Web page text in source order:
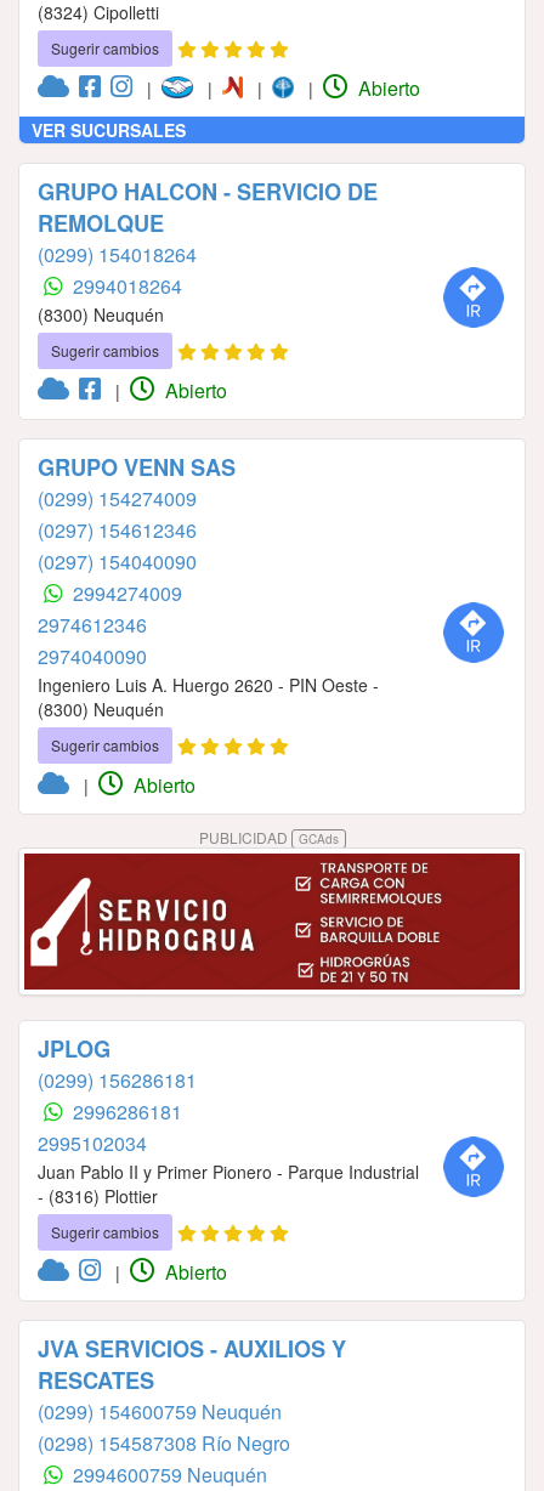
(8324) Cipolletti
Sugerir cambios
| | | | Abierto
VER SUCURSALES
GRUPO HALCON - SERVICIO DE
REMOLQUE
(0299) 154018264
2994018264
(8300) Neuquén
Sugerir cambios
| Abierto
GRUPO VENN SAS
(0299) 154274009
(0297) 154612346
(0297) 154040090
2994274009
2974612346
2974040090
Ingeniero Luis A. Huergo 2620 - PIN Oeste -
(8300) Neuquén
Sugerir cambios
| Abierto
PUBLICIDAD GCAds
JPLOG
(0299) 156286181
2996286181
2995102034
Juan Pablo II y Primer Pionero - Parque Industrial
- (8316) Plottier
Sugerir cambios
| Abierto
JVA SERVICIOS - AUXILIOS Y
RESCATES
(0299) 154600759 Neuquén
(0298) 154587308 Río Negro
2994600759 Neuquén